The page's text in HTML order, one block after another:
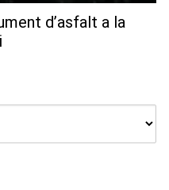
d’asfalt a la